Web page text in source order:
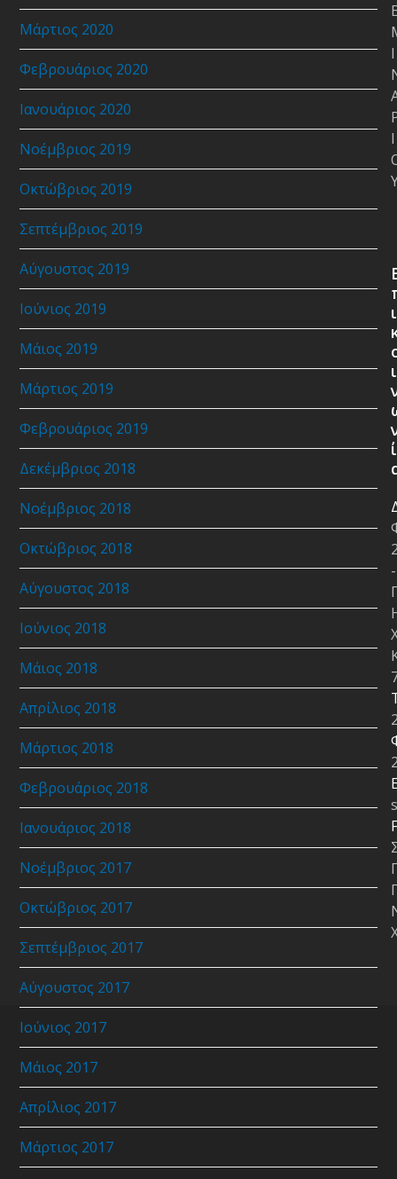
Μάρτιος 2020
Φεβρουάριος 2020
Ιανουάριος 2020
Νοέμβριος 2019
Οκτώβριος 2019
Σεπτέμβριος 2019
Αύγουστος 2019
Ιούνιος 2019
Μάιος 2019
Μάρτιος 2019
Φεβρουάριος 2019
Δεκέμβριος 2018
Νοέμβριος 2018
Οκτώβριος 2018
Αύγουστος 2018
Ιούνιος 2018
Μάιος 2018
Απρίλιος 2018
Μάρτιος 2018
Φεβρουάριος 2018
Ιανουάριος 2018
Νοέμβριος 2017
Οκτώβριος 2017
Σεπτέμβριος 2017
Αύγουστος 2017
Ιούνιος 2017
Μάιος 2017
Απρίλιος 2017
Μάρτιος 2017
Ι
Ι
ι
ι
ί
-